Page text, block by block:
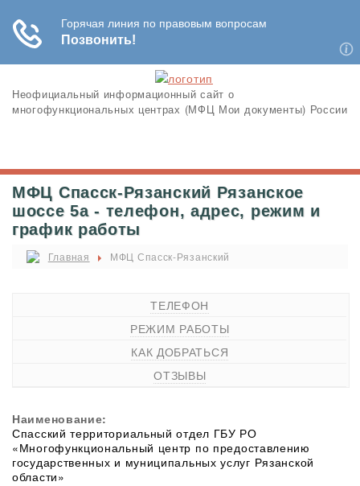
Неофициальный информационный сайт о
многофункциональных центрах (МФЦ Мои документы) России
МФЦ Спасск-Рязанский Рязанское
шоссе 5а - телефон, адрес, режим и
график работы
Главная МФЦ Спасск-Рязанский
ТЕЛЕФОН
РЕЖИМ РАБОТЫ
КАК ДОБРАТЬСЯ
ОТЗЫВЫ
Наименование:
Спасский территориальный отдел ГБУ РО
«Многофункциональный центр по предоставлению
государственных и муниципальных услуг Рязанской
области»